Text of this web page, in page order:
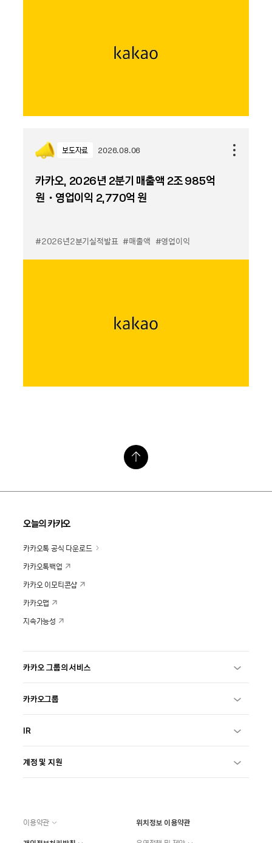
보도자료 2026.08.06
카카오, 2026년 2분기 매출액 2조 985억
원・영업이익 2,770억 원
#2026년2분기실적발표 #매출액 #영업이익
오늘의 카카오
카카오톡 공식 다운로드
카카오톡백업
카카오 이모티콘샵
카카오맵
지속가능성
카카오 그룹의 서비스
카카오그룹
IR
계정 및 지원
이용약관
위치정보 이용약관